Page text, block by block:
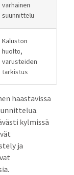
varhainen
suunnittelu
Kaluston
huolto,
varusteiden
tarkistus
haastavissa
kylmissä
ja